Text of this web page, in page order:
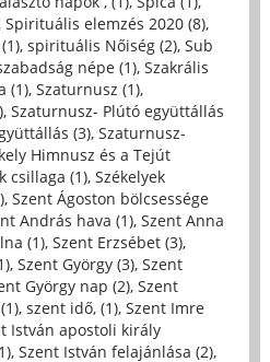
Spirituális elemzés 2020 (8),
, spirituális Nőiség (2), Sub
népe (1), Szakrális
(1), Szaturnusz (1),
, Szaturnusz- Plútó együttállás
(3), Szaturnusz-
Himnusz és a Tejút
csillaga (1), Székelyek
, Szent Ágoston bölcsessége
András hava (1), Szent Anna
(1), Szent Erzsébet (3),
, Szent György (3), Szent
György nap (2), Szent
, szent idő, (1), Szent Imre
István apostoli király
, Szent István felajánlása (2),